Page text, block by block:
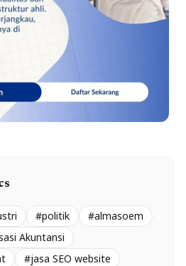
#politik
#almasoem
Akuntansi
#jasa SEO website